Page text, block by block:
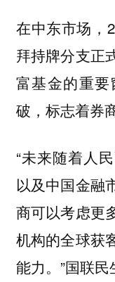
在中东市场，
拜持牌分支正
富基金的重
破，标志着券
“未来随着人
以及中国金融
商可以考虑更
机构的全球获
能力。”国联民